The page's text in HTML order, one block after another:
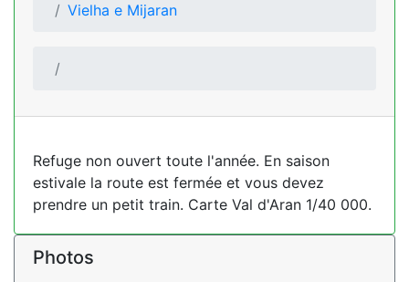
Vielha e Mijaran
Refuge non ouvert toute l'année. En saison
estivale la route est fermée et vous devez
prendre un petit train. Carte Val d'Aran 1/40 000.
Photos